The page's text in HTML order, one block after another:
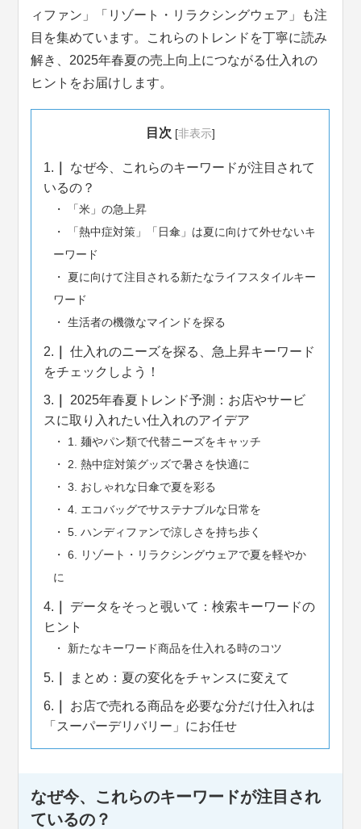
ィファン」「リゾート・リラクシングウェア」も注
目を集めています。これらのトレンドを丁寧に読み
解き、2025年春夏の売上向上につながる仕入れの
ヒントをお届けします。
目次 [非表示]
1.
なぜ今、これらのキーワードが注目されて
いるの？
「米」の急上昇
「熱中症対策」「日傘」は夏に向けて外せないキ
ーワード
夏に向けて注目される新たなライフスタイルキー
ワード
生活者の機微なマインドを探る
2.
仕入れのニーズを探る、急上昇キーワード
をチェックしよう！
3.
2025年春夏トレンド予測：お店やサービ
スに取り入れたい仕入れのアイデア
1. 麺やパン類で代替ニーズをキャッチ
2. 熱中症対策グッズで暑さを快適に
3. おしゃれな日傘で夏を彩る
4. エコバッグでサステナブルな日常を
5. ハンディファンで涼しさを持ち歩く
6. リゾート・リラクシングウェアで夏を軽やか
に
4.
データをそっと覗いて：検索キーワードの
ヒント
新たなキーワード商品を仕入れる時のコツ
5. まとめ：夏の変化をチャンスに変えて
6.
お店で売れる商品を必要な分だけ仕入れは
「スーパーデリバリー」にお任せ
なぜ今、これらのキーワードが注目され
ているの？